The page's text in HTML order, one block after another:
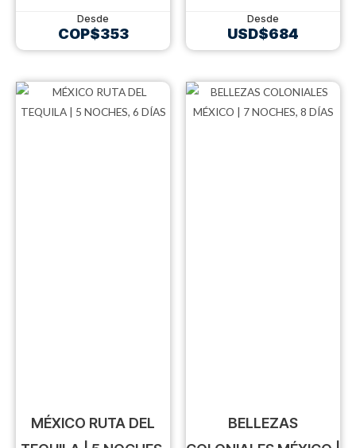
COP$353 USD$684
MÉXICO RUTA DEL
BELLEZAS